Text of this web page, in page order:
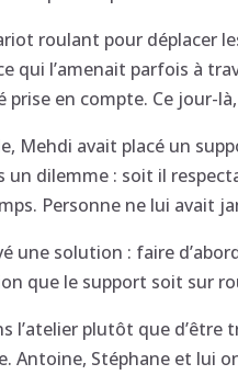
roulant pour déplacer
qui l’amenait parfois à
en compte. Ce jour-
Mehdi avait placé un
un dilemme : soit il
Personne ne lui avait
solution : faire
que le support soit sur
l’atelier plutôt que
Antoine, Stéphane et